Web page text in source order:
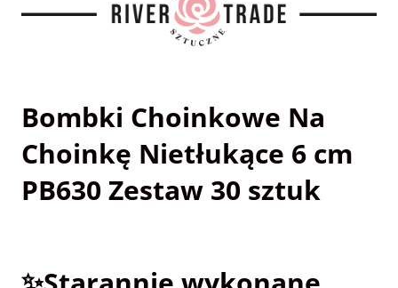
Bombki Choinkowe Na
Choinkę Nietłukące 6 cm
PB630 Zestaw 30 sztuk